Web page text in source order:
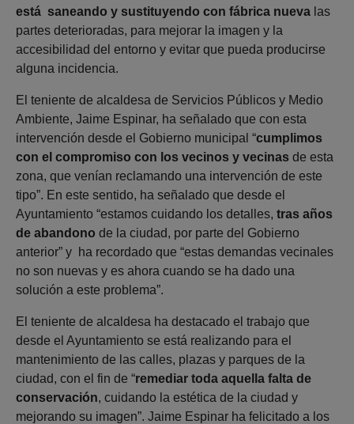
está saneando y sustituyendo con fábrica nueva las
partes deterioradas, para mejorar la imagen y la
accesibilidad del entorno y evitar que pueda producirse
alguna incidencia.
El teniente de alcaldesa de Servicios Públicos y Medio
Ambiente, Jaime Espinar, ha señalado que con esta
intervención desde el Gobierno municipal “cumplimos
con el compromiso con los vecinos y vecinas de esta
zona, que venían reclamando una intervención de este
tipo”. En este sentido, ha señalado que desde el
Ayuntamiento “estamos cuidando los detalles, tras años
de abandono de la ciudad, por parte del Gobierno
anterior” y ha recordado que “estas demandas vecinales
no son nuevas y es ahora cuando se ha dado una
solución a este problema”.
El teniente de alcaldesa ha destacado el trabajo que
desde el Ayuntamiento se está realizando para el
mantenimiento de las calles, plazas y parques de la
ciudad, con el fin de “remediar toda aquella falta de
conservación, cuidando la estética de la ciudad y
mejorando su imagen”. Jaime Espinar ha felicitado a los